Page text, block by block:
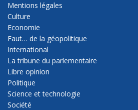
Mentions légales
Culture
Economie
Faut… de la géopolitique
International
La tribune du parlementaire
Libre opinion
Politique
Science et technologie
Société